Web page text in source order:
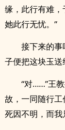
缘，此行有难
她此行无忧。”
接下来的事
子便把这块玉送
“对……”王
故，一同随行工
死因不明，而